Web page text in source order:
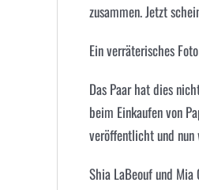
zusammen. Jetzt
Ein verräterisches Foto
Das Paar hat dies
beim Einkaufen von
veröffentlicht und
Shia LaBeouf und Mia